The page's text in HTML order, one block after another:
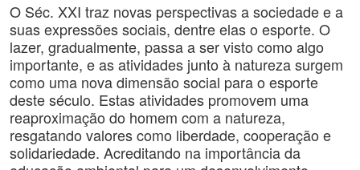
O Séc. XXI traz novas perspectivas a sociedade e a
suas expressões sociais, dentre elas o esporte. O
lazer, gradualmente, passa a ser visto como algo
importante, e as atividades junto à natureza surgem
como uma nova dimensão social para o esporte
deste século. Estas atividades promovem uma
reaproximação do homem com a natureza,
resgatando valores como liberdade, cooperação e
solidariedade. Acreditando na importância da